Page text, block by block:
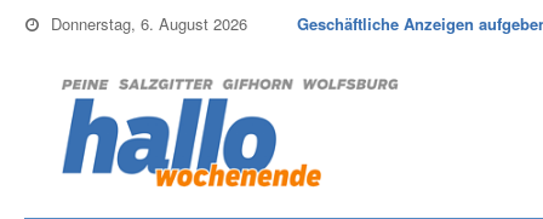
Donnerstag, 6. August 2026 Geschäftliche Anzeigen